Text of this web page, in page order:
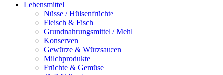
Lebensmittel
Nüsse / Hülsenfrüchte
Fleisch & Fisch
Grundnahrungsmittel / Mehl
Konserven
Gewürze & Würzsaucen
Milchprodukte
Früchte & Gemüse